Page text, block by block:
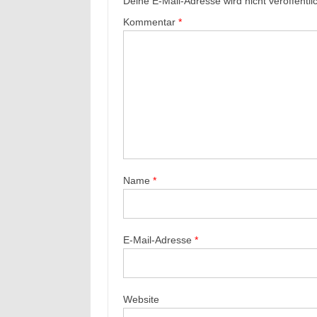
Kommentar *
Name *
E-Mail-Adresse *
Website